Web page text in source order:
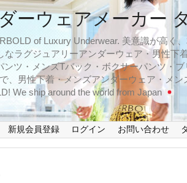
ーウェアメーカー
of Luxury Underwear. 美意識が高く
ラグジュアリーアンダーウェア・男性
ツ・メンズTバック・ボクサーパンツ・
、男性下着・メンズアンダーウェア・メ
We ship around the world from Japan
新規会員登録 ログイン お問い合わせ